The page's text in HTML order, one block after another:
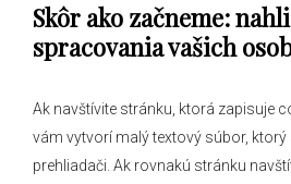
Skôr ako začneme:
spracovania vašich
Ak navštívite stránku, ktorá zapisuje
vám vytvorí malý textový súbor,
prehliadači. Ak rovnakú stránku
Obecný úrad
O obci